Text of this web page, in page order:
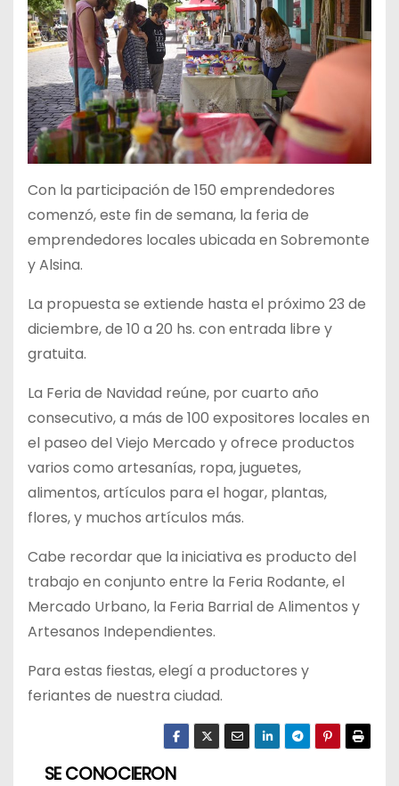
Con la participación de 150 emprendedores
comenzó, este fin de semana, la feria de
emprendedores locales ubicada en Sobremonte
y Alsina.
La propuesta se extiende hasta el próximo 23 de
diciembre, de 10 a 20 hs. con entrada libre y
gratuita.
La Feria de Navidad reúne, por cuarto año
consecutivo, a más de 100 expositores locales en
el paseo del Viejo Mercado y ofrece productos
varios como artesanías, ropa, juguetes,
alimentos, artículos para el hogar, plantas,
flores, y muchos artículos más.
Cabe recordar que la iniciativa es producto del
trabajo en conjunto entre la Feria Rodante, el
Mercado Urbano, la Feria Barrial de Alimentos y
Artesanos Independientes.
Para estas fiestas, elegí a productores y
feriantes de nuestra ciudad.
SE CONOCIERON